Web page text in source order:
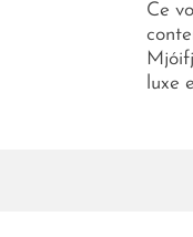
Ce
luxe